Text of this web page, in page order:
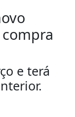
e terá